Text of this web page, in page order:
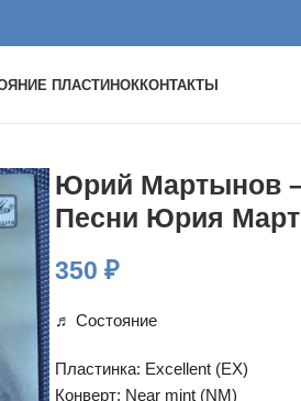
ПЛАСТИНОККОНТАКТЫ
Юрий Мартынов
Песни Юрия
350 ₽
♬ Состояние
Пластинка: Excellent (EX)
Конверт: Near mint (NM)